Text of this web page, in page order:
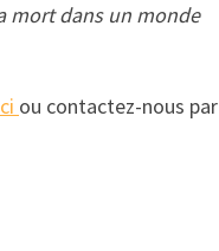
mort dans un monde
ou contactez-nous par